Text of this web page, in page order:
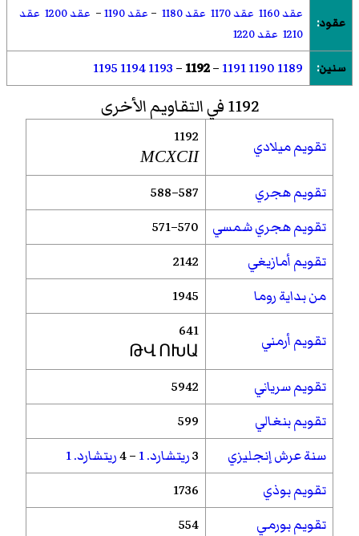
عقود:
عقد 1160 عقد 1170 عقد 1180 – عقد 1190 – عقد 1200
عقد
1210 عقد 1220
سنين:
1189
1190
1191
–
1192
–
1193
1194
1195
1192 في التقاويم الأخرى
تقويم ميلادي 1192
MCXCII
تقويم هجري
587–588
تقويم هجري شمسي
570–571
تقويم أمازيغي
2142
من بداية روما
1945
تقويم أرمني
641
ԹՎ ՈԽԱ
تقويم سرياني
5942
تقويم بنغالي
599
سنة عرش إنجليزي
3ريتشارد. 1 – 4
ريتشارد. 1
تقويم بوذي
1736
تقويم بورمي
554